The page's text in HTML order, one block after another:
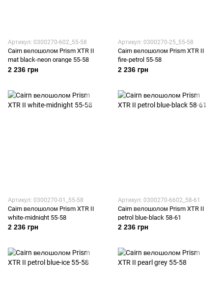
Артикул: 0300270-602_55-58
Cairn велошолом Prism XTR II
mat black-neon orange 55-58
2 236 грн
Артикул: 0300270-25_55-58
Cairn велошолом Prism XTR II
fire-petrol 55-58
2 236 грн
Артикул: 0300270-01_55-58
Cairn велошолом Prism XTR II
white-midnight 55-58
2 236 грн
Артикул: 0300270-6602_58-61
Cairn велошолом Prism XTR II
petrol blue-black 58-61
2 236 грн